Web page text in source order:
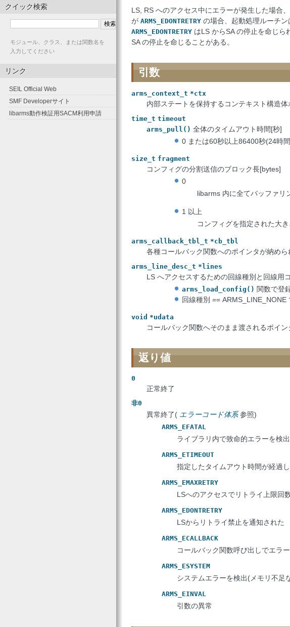
LS, RS へのアクセス中にエラーが発生した場合、
が ARMS_EDONTRETRY の場合、起動処理ルーチ
ARMS_EDONTRETRY はLS からSA の停止を命じ
SA の停止を命じることがある。
引数
arms_context_t *ctx
内部ステートを保持するコンテキスト構造体
time_t timeout
arms_pull() 全体のタイムアウト時間[秒]
0 または60秒以上86400秒(24時
size_t fragment
コンフィグの分割送信のブロック長[bytes]
0
libarms 内に全てバッファリ
1 以上
コンフィグを指定された大
arms_callback_tbl_t *cb_tbl
各種コールバック関数へのポインタが納め
arms_line_desc_t *lines
LS へアクセスするための回線種別と回線用
arms_load_config() 関数で登
回線種別 == ARMS_LINE_NONE
void *udata
コールバック関数へそのまま渡されるポイン
返り値
0
正常終了
非0
異常終了( エラーコード体系参照)
ARMS_EFATAL
ライブラリ内で致命的エラーを検出
ARMS_ETIMEOUT
指定したタイムアウト時間が経過
ARMS_EMAXRETRY
LSへのアクセスでリトライ上限回
ARMS_EDONTRETRY
LSからリトライ禁止を通知された
ARMS_ECALLBACK
コールバック関数呼び出しでエラ
ARMS_ESYSTEM
システムエラーを検出(メモリ不足
ARMS_EINVAL
引数の異常
クイック検索
モジュール、クラス、または関数名を
入力してください
リンク
SEIL Official Web
SMF Developerサイト
libarms動作検証用SACM利用申請